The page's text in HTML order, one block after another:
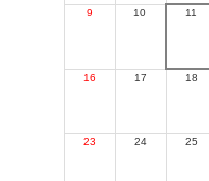
9 10 11
16 17 18
23 24 25